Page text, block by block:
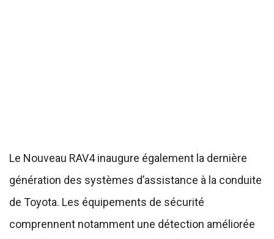
Le Nouveau RAV4 inaugure également la dernière
génération des systèmes d’assistance à la conduite
de Toyota. Les équipements de sécurité
comprennent notamment une détection améliorée